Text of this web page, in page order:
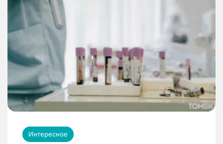
Интересное